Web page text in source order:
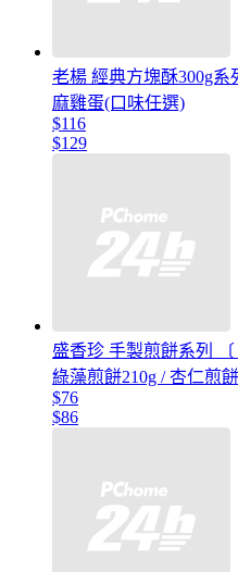
老楊 經典方塊酥300g
麻雞蛋(口味任選)
$116
$129
盛香珍 手製煎餅系列 〔
綠藻煎餅210g / 杏仁煎餅
$76
$86